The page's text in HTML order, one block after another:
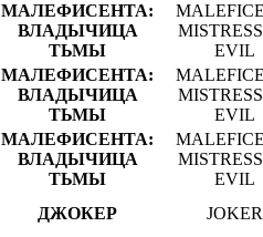
МАЛЕФИСЕНТА:
ВЛАДЫЧИЦА
ТЬМЫ
EVIL
МАЛЕФИСЕНТА:
ВЛАДЫЧИЦА
ТЬМЫ
EVIL
МАЛЕФИСЕНТА:
ВЛАДЫЧИЦА
ТЬМЫ
EVIL
ДЖОКЕР
JOKER